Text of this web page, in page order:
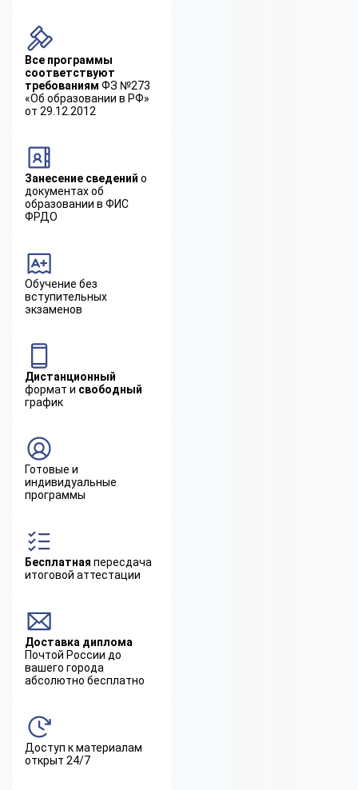
Все программы
соответствуют
требованиям ФЗ №273
«Об образовании в РФ»
от 29.12.2012
Занесение сведений о
документах об
образовании в ФИС
ФРДО
Обучение без
вступительных
экзаменов
Дистанционный
формат и свободный
график
Готовые и
индивидуальные
программы
Бесплатная пересдача
итоговой аттестации
Доставка диплома
Почтой России до
вашего города
абсолютно бесплатно
Доступ к материалам
открыт 24/7